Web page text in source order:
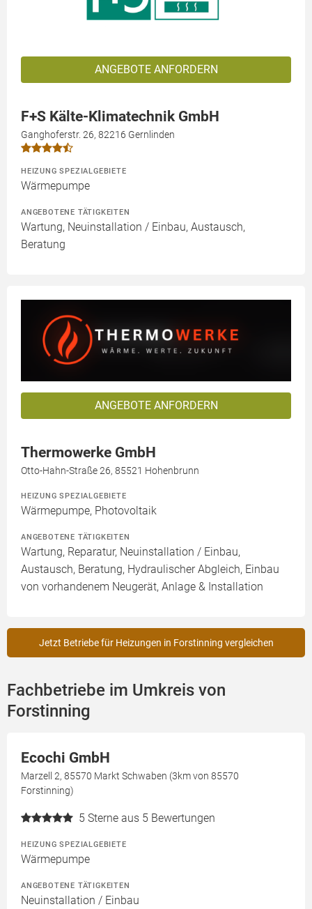
ANGEBOTE ANFORDERN
F+S Kälte-Klimatechnik GmbH
Ganghoferstr. 26, 82216 Gernlinden
HEIZUNG SPEZIALGEBIETE
Wärmepumpe
ANGEBOTENE TÄTIGKEITEN
Wartung, Neuinstallation / Einbau, Austausch,
Beratung
ANGEBOTE ANFORDERN
Thermowerke GmbH
Otto-Hahn-Straße 26, 85521 Hohenbrunn
HEIZUNG SPEZIALGEBIETE
Wärmepumpe, Photovoltaik
ANGEBOTENE TÄTIGKEITEN
Wartung, Reparatur, Neuinstallation / Einbau,
Austausch, Beratung, Hydraulischer Abgleich, Einbau
von vorhandenem Neugerät, Anlage & Installation
Jetzt Betriebe für Heizungen in Forstinning vergleichen
Fachbetriebe im Umkreis von
Forstinning
Ecochi GmbH
Marzell 2, 85570 Markt Schwaben (3km von 85570
Forstinning)
5 Sterne aus 5 Bewertungen
HEIZUNG SPEZIALGEBIETE
Wärmepumpe
ANGEBOTENE TÄTIGKEITEN
Neuinstallation / Einbau